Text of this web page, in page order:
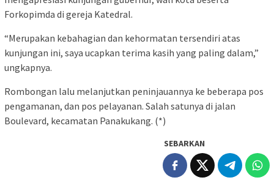
Forkopimda di gereja Katedral.
“Merupakan kebahagian dan kehormatan tersendiri atas
kunjungan ini, saya ucapkan terima kasih yang paling dalam,”
ungkapnya.
Rombongan lalu melanjutkan peninjauannya ke beberapa pos
pengamanan, dan pos pelayanan. Salah satunya di jalan
Boulevard, kecamatan Panakukang. (*)
SEBARKAN